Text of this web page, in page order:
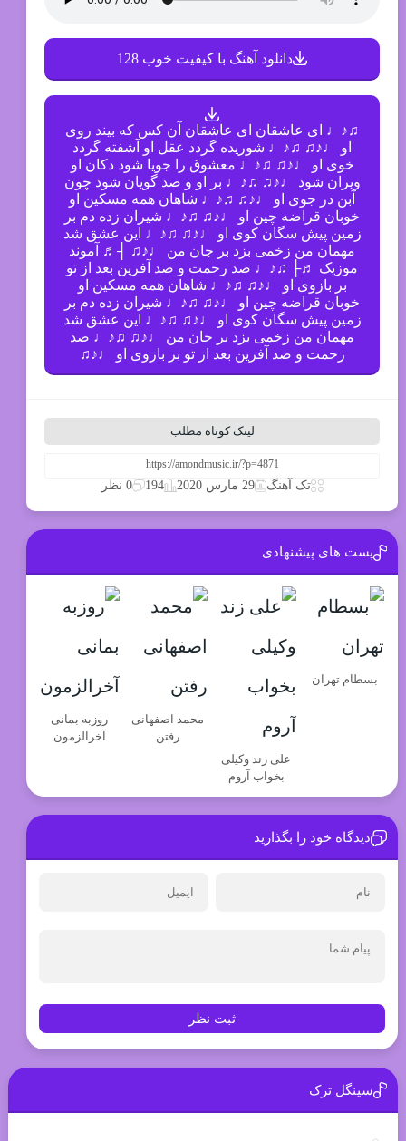
دانلود آهنگ با کیفیت خوب 128
♫♪♩ ای عاشقان ای عاشقان آن کس که بیند روی
او ♩♪♫ ♫♪♩ شوریده گردد عقل او آشفته گردد
خوی او ♩♪♫ ♫♪♩ معشوق را جویا شود دکان او
ویران شود ♩♪♫ ♫♪♩ بر او و صد گویان شود چون
آبن در جوی او ♩♪♫ ♫♪♩ شاهان همه مسکین او
خوبان قراضه چین او ♩♪♫ ♫♪♩ شیران زده دم بر
زمین پیش سگان کوی او ♩♪♫ ♫♪♩ این عشق شد
مهمان من زخمی بزد بر جان من ♩♪♫ ┤♬ آموند
موزیک ♬├ ♫♪♩ صد رحمت و صد آفرین بعد از تو
بر بازوی او ♩♪♫ ♫♪♩ شاهان همه مسکین او
خوبان قراضه چین او ♩♪♫ ♫♪♩ شیران زده دم بر
زمین پیش سگان کوی او ♩♪♫ ♫♪♩ این عشق شد
مهمان من زخمی بزد بر جان من ♩♪♫ ♫♪♩ صد
رحمت و صد آفرین بعد از تو بر بازوی او ♩♪♫
لینک کوتاه مطلب
تک آهنگ 29 مارس 2020 194 0 نظر
پست های پیشنهادی
بسطام تهران
علی زند وکیلی
بخواب آروم
محمد اصفهانی
رفتن
روزبه بمانی
آخرالزمون
دیدگاه خود را بگذارید
ثبت نظر
سینگل ترک